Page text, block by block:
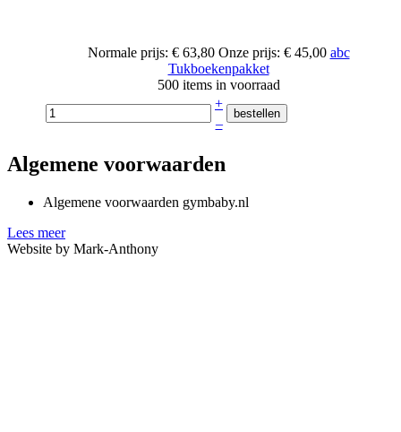
Normale prijs: € 63,80 Onze prijs: € 45,00 abc
Tukboekenpakket
500 items in voorraad
+
–
Algemene voorwaarden
Algemene voorwaarden gymbaby.nl
Lees meer
Website by Mark-Anthony